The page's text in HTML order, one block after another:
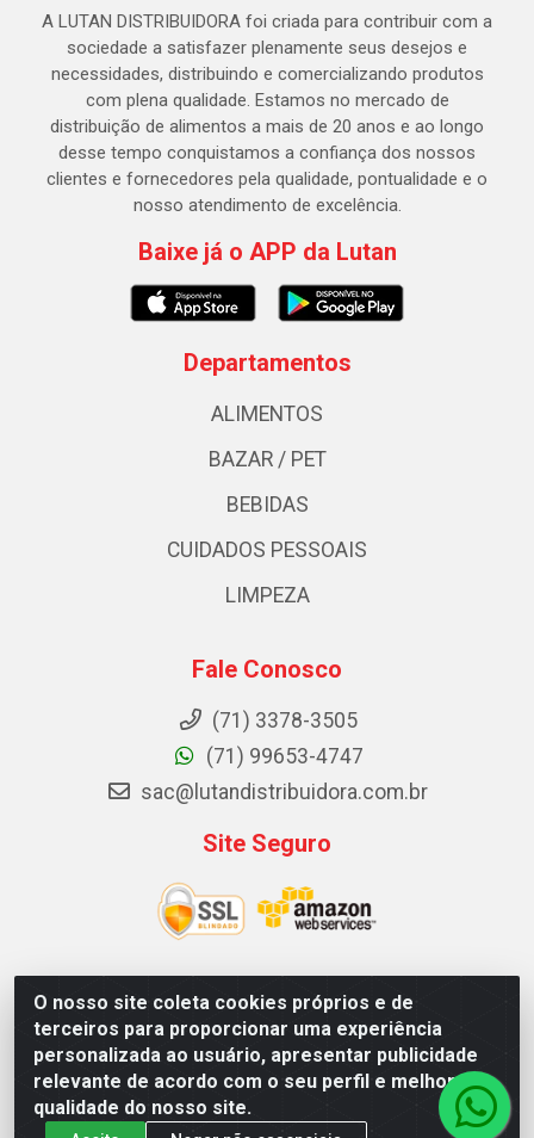
O nosso site coleta cookies próprios e de
terceiros para proporcionar uma experiência
personalizada ao usuário, apresentar publicidade
relevante de acordo com o seu perfil e melhorar a
qualidade do nosso site.
A LUTAN DISTRIBUIDORA foi criada para contribuir com a
sociedade a satisfazer plenamente seus desejos e
necessidades, distribuindo e comercializando produtos
com plena qualidade. Estamos no mercado de
distribuição de alimentos a mais de 20 anos e ao longo
desse tempo conquistamos a confiança dos nossos
clientes e fornecedores pela qualidade, pontualidade e o
nosso atendimento de excelência.
Baixe já o APP da Lutan
Departamentos
ALIMENTOS
BAZAR / PET
BEBIDAS
CUIDADOS PESSOAIS
LIMPEZA
Fale Conosco
(71) 3378-3505
(71) 99653-4747
sac@lutandistribuidora.com.br
Site Seguro
Lutan Distribuidora - Rua Dr. Gerino Souza Filho, 1525 -
Itinga - Lauro de Freitas / BA - CEP 42700-000 - CNPJ
05.156.713/0001-62